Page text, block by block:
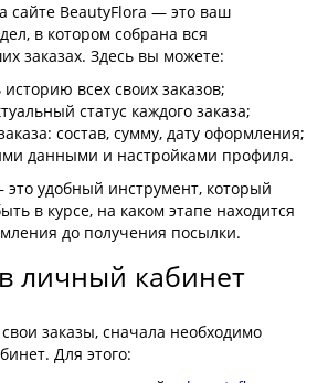
сайте BeautyFlora — это ваш
в котором собрана вся
заказах. Здесь вы можете:
всех своих заказов;
статус каждого заказа;
состав, сумму, дату оформления;
данными и настройками профиля.
удобный инструмент, который
в курсе, на каком этапе находится
до получения посылки.
личный кабинет
заказы, сначала необходимо
Для этого: